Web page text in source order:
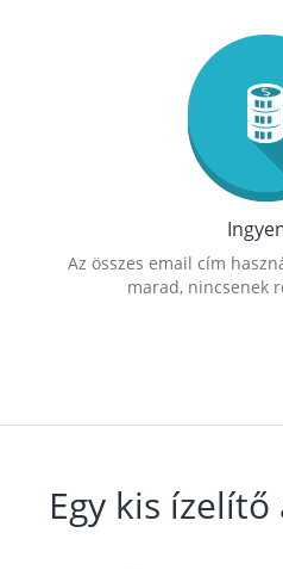
Az összes email cím
marad, nincsenek
Egy kis